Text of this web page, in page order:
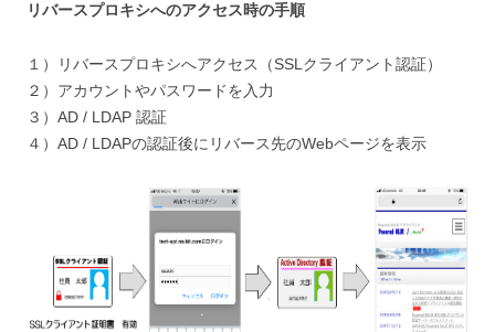
リバースプロキシへのアクセス時の手順
１）リバースプロキシへアクセス（SSLクライアント認証）
２）アカウントやパスワードを入力
３）AD / LDAP 認証
４）AD / LDAPの認証後にリバース先のWebページを表示